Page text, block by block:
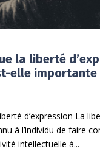
la liberté
elle importante
d’expression La
à l’individu de faire
intellectuelle à...